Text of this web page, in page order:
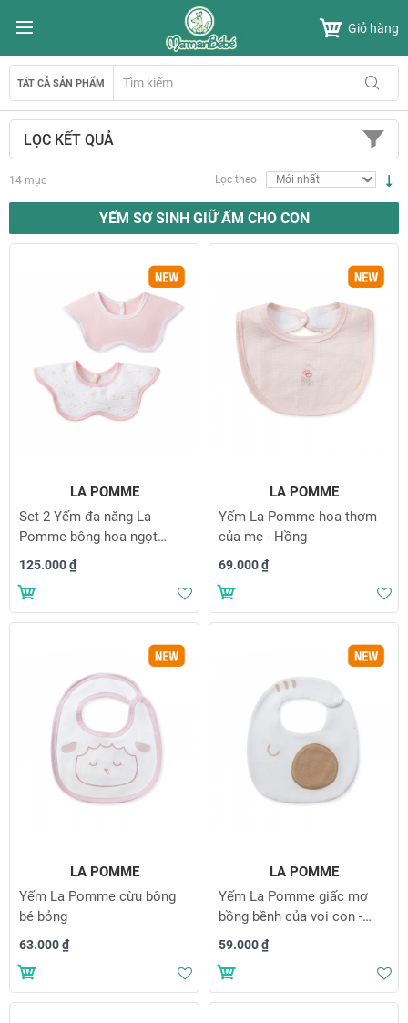
đến
nội
TẤT CẢ SẢN PHẨM
Giỏ hàng
14 mục Lọc theo
YẾM SƠ SINH GIỮ ẤM CHO CON
LA POMME
Set 2 Yếm đa năng La
Pomme bông hoa ngọt
ngào
125.000 ₫
Thêm vào danh sách yêu thích
LA POMME
Yếm La Pomme hoa thơm
của mẹ - Hồng
69.000 ₫
LA POMME
Yếm La Pomme cừu bông
bé bỏng
63.000 ₫
Thêm vào danh sách yêu thích
LA POMME
Yếm La Pomme giấc mơ
bồng bềnh của voi con -
59.000 ₫
LỌC KẾT QUẢ